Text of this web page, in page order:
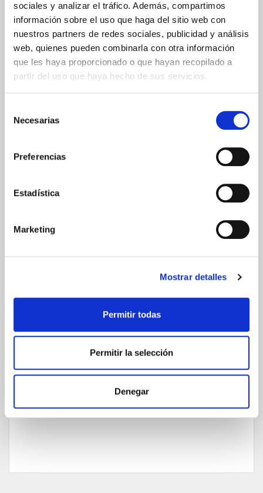
sociales y analizar el tráfico. Además, compartimos
información sobre el uso que haga del sitio web con
nuestros partners de redes sociales, publicidad y análisis
web, quienes pueden combinarla con otra información
que les haya proporcionado o que hayan recopilado a
partir del uso que haya hecho de sus servicios.
Necesarias
Preferencias
Estadística
Marketing
Mostrar detalles
Permitir todas
Permitir la selección
Denegar
Comunicaciones
cifradas
ENVIOS Y DESTINOS
GARANTÍA DE CALIDAD